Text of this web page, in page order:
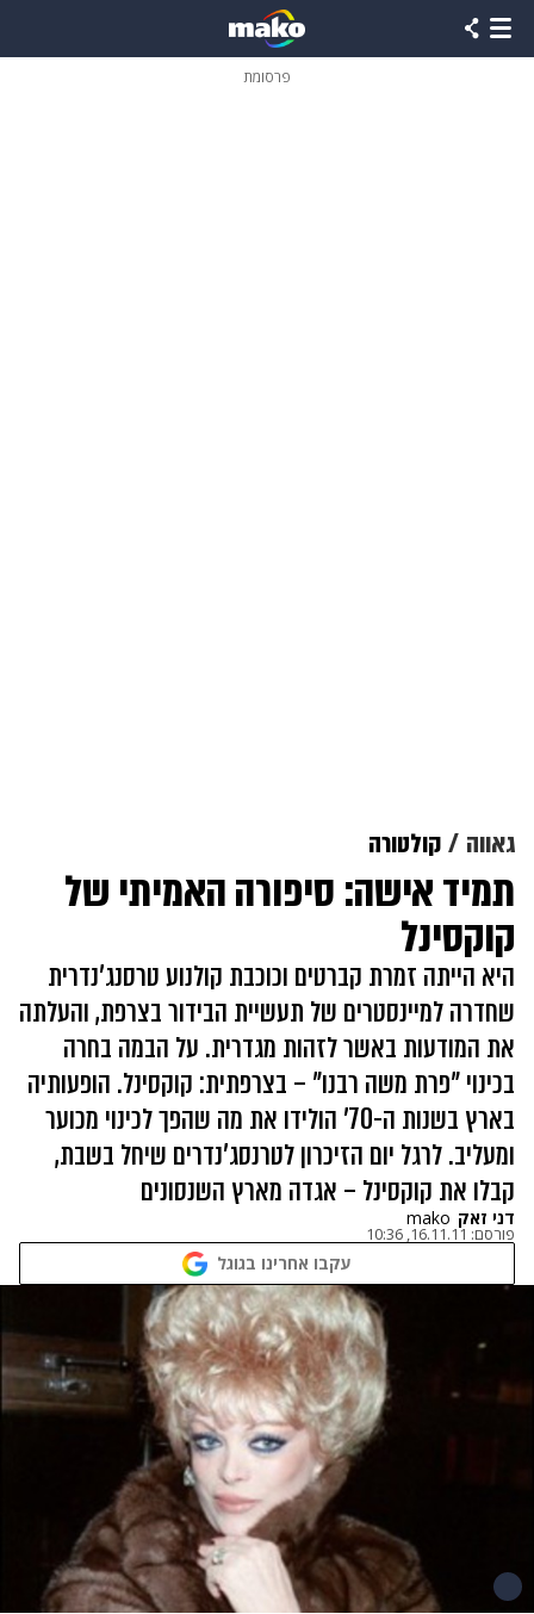
פרסומת
גאווה קולטורה
תמיד אישה: סיפורה האמיתי של
קוקסינל
היא הייתה זמרת קברטים וכוכבת קולנוע טרסנג'נדרית
שחדרה למיינסטרים של תעשיית הבידור בצרפת, והעלתה
את המודעות באשר לזהות מגדרית. על הבמה בחרה
בכינוי "פרת משה רבנו" – בצרפתית: קוקסינל. הופעותיה
בארץ בשנות ה-70' הולידו את מה שהפך לכינוי מכוער
ומעליב. לרגל יום הזיכרון לטרנסג'נדרים שיחל בשבת,
קבלו את קוקסינל – אגדה מארץ השנסונים
דני זאק mako
פורסם: 16.11.11, 10:36
עקבו אחרינו בגוגל